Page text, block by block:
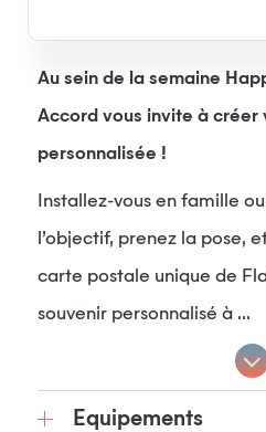
Au sein de la semaine
Accord vous invite à
personnalisée !
Installez-vous en famille
l’objectif, prenez la pose,
carte postale unique de
souvenir personnalisé à ...
Equipements